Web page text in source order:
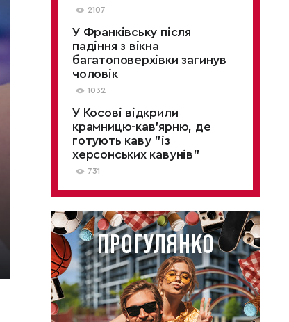
2107
У Франківську після
падіння з вікна
багатоповерхівки загинув
чоловік
1032
У Косові відкрили
крамницю-кав'ярню, де
готують каву "із
херсонських кавунів"
731